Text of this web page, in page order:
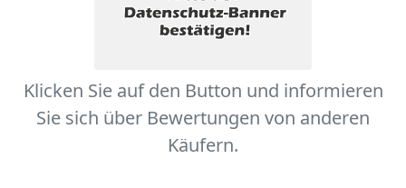
Klicken Sie auf den Button und informieren
Sie sich über Bewertungen von anderen
Käufern.